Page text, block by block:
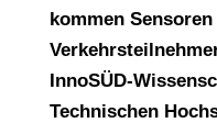
kommen
InnoSÜD-
Technischen